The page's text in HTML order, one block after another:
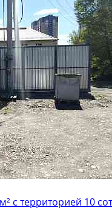
м²; Класс здания: Не
залога
с территорией 10